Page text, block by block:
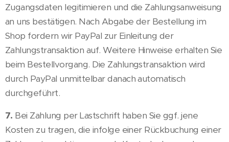
Zugangsdaten legitimieren und die Zahlungsanweisung
an uns bestätigen. Nach Abgabe der Bestellung im
Shop fordern wir PayPal zur Einleitung der
Zahlungstransaktion auf. Weitere Hinweise erhalten Sie
beim Bestellvorgang. Die Zahlungstransaktion wird
durch PayPal unmittelbar danach automatisch
durchgeführt.
7. Bei Zahlung per Lastschrift haben Sie ggf. jene
Kosten zu tragen, die infolge einer Rückbuchung einer